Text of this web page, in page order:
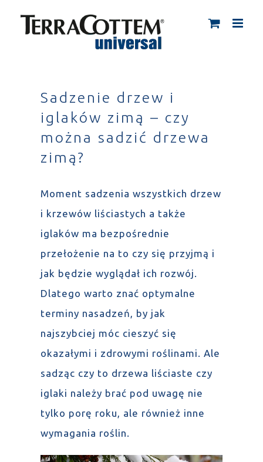
Sadzenie drzew i
iglaków zimą – czy
można sadzić drzewa
zimą?
Moment sadzenia wszystkich drzew
i krzewów liściastych a także
iglaków ma bezpośrednie
przełożenie na to czy się przyjmą i
jak będzie wyglądał ich rozwój.
Dlatego warto znać optymalne
terminy nasadzeń, by jak
najszybciej móc cieszyć się
okazałymi i zdrowymi roślinami. Ale
sadząc czy to drzewa liściaste czy
iglaki należy brać pod uwagę nie
tylko porę roku, ale również inne
wymagania roślin.